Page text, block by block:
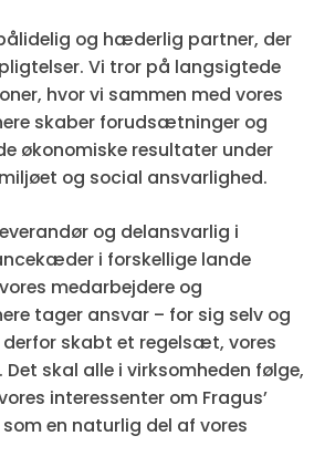
og hæderlig partner, der
Vi tror på langsigtede
hvor vi sammen med vores
skaber forudsætninger og
økonomiske resultater under
og social ansvarlighed.
og delansvarlig i
i forskellige lande
medarbejdere og
tager ansvar – for sig selv og
derfor skabt et regelsæt, vores
skal alle i virksomheden følge,
interessenter om Fragus’
en naturlig del af vores